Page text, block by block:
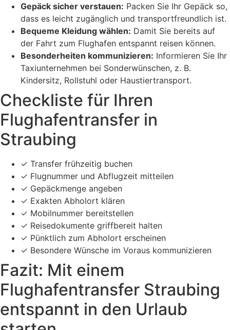
Gepäck sicher verstauen: Packen Sie Ihr Gepäck so,
dass es leicht zugänglich und transportfreundlich ist.
Bequeme Kleidung wählen: Damit Sie bereits auf
der Fahrt zum Flughafen entspannt reisen können.
Besonderheiten kommunizieren: Informieren Sie Ihr
Taxiunternehmen bei Sonderwünschen, z. B.
Kindersitz, Rollstuhl oder Haustiertransport.
Checkliste für Ihren
Flughafentransfer in
Straubing
✓ Transfer frühzeitig buchen
✓ Flugnummer und Abflugzeit mitteilen
✓ Gepäckmenge angeben
✓ Exakten Abholort klären
✓ Mobilnummer bereitstellen
✓ Reisedokumente griffbereit halten
✓ Pünktlich zum Abholort erscheinen
✓ Besondere Wünsche im Voraus kommunizieren
Fazit: Mit einem
Flughafentransfer Straubing
entspannt in den Urlaub